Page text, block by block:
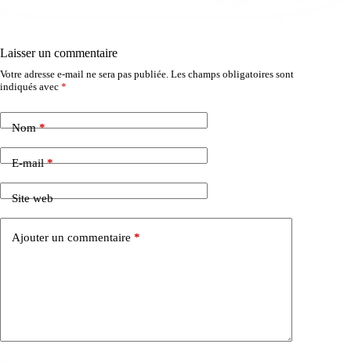
Laisser un commentaire
Votre adresse e-mail ne sera pas publiée. Les champs obligatoires sont
indiqués avec *
Nom*
E-mail*
Site web
Ajouter un commentaire *